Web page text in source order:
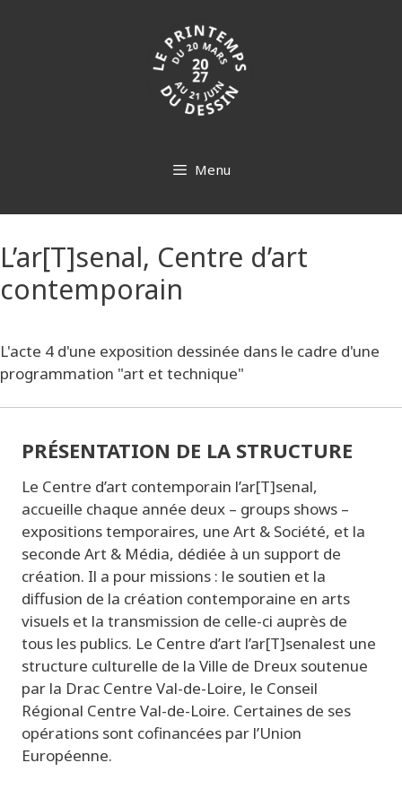
Menu
L’ar[T]senal, Centre d’art
contemporain
L'acte 4 d'une exposition dessinée dans le cadre d'une
programmation "art et technique"
PRÉSENTATION DE LA STRUCTURE
Le Centre d’art contemporain l’ar[T]senal,
accueille chaque année deux – groups shows –
expositions temporaires, une Art & Société, et la
seconde Art & Média, dédiée à un support de
création. Il a pour missions : le soutien et la
diffusion de la création contemporaine en arts
visuels et la transmission de celle-ci auprès de
tous les publics. Le Centre d’art l’ar[T]senalest une
structure culturelle de la Ville de Dreux soutenue
par la Drac Centre Val-de-Loire, le Conseil
Régional Centre Val-de-Loire. Certaines de ses
opérations sont cofinancées par l’Union
Européenne.